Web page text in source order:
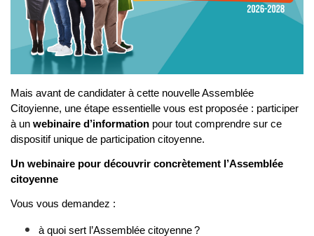
Mais avant de candidater à cette nouvelle Assemblée
Citoyienne, une étape essentielle vous est proposée : participer
à un webinaire d’information pour tout comprendre sur ce
dispositif unique de participation citoyenne.
Un webinaire pour découvrir concrètement l’Assemblée
citoyenne
Vous vous demandez :
à quoi sert l’Assemblée citoyenne ?